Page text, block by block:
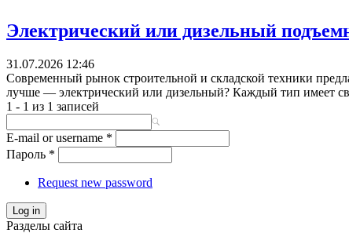
Электрический или дизельный
31.07.2026 12:46
Современный рынок строительной и складской техники
лучше — электрический или дизельный? Каждый тип имеет
1 - 1 из 1 записей
E-mail or username *
Пароль *
Request new password
Log in
Разделы сайта